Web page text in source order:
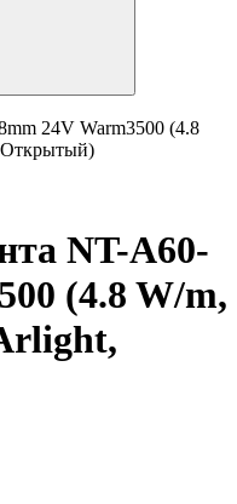
24V Warm3500 (4.8
Открытый)
NT-A60-
(4.8 W/m,